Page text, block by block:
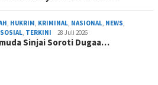
HUKRIM KRIMINAL NASIONAL NEWS
SOSIAL TERKINI 28 Juli 2026
Sinjai Soroti Dugaa…